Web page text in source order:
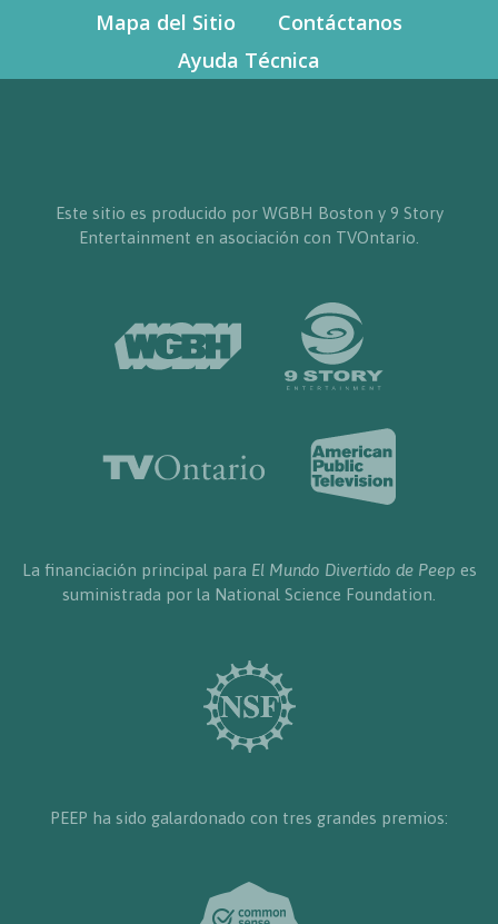
Mapa del Sitio
Contáctanos
Ayuda Técnica
Este sitio es producido por WGBH Boston y 9 Story
Entertainment en asociación con TVOntario.
La financiación principal para El Mundo Divertido de Peep es
suministrada por la National Science Foundation.
PEEP ha sido galardonado con tres grandes premios: